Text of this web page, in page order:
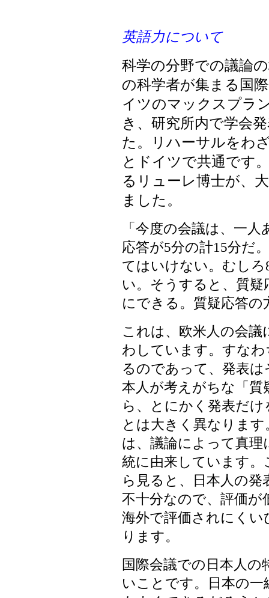
英語力について
科学の分野での議論
の科学者が集まる国
イツのマックスプラ
き、研究所内で学会
た。リハーサルをわ
とドイツで共通です
るリューレ博士が、
ました。
「今度の会議は、一
応答が5分の計15分だ
てはいけない。むし
い。そうすると、質
にできる。質疑応答
これは、欧米人の会
わしています。すな
るのであって、発表
本人が考えがちな「
ら、とにかく発表だ
とは大きく異なりま
は、議論によって真
統に由来しています。
ら見ると、日本人の
不十分なので、評価が
海外で評価されにく
ります。
国際会議での日本人
いことです。日本の